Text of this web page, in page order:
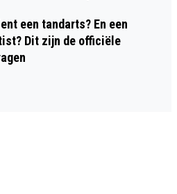
een tandarts? En een
Dit zijn de officiële